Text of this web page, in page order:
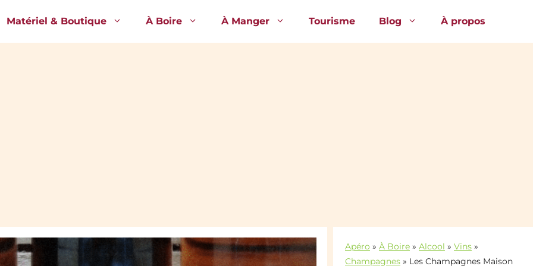
Matériel & Boutique À Boire À Manger Tourisme Blog À propos
Apéro » À Boire » Alcool » Vins »
Champagnes » Les Champagnes Maison